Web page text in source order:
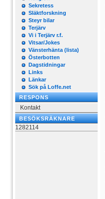
Sekretess
Släktforskning
Steyr bilar
Terjärv
Vi i Terjärv r.f.
Vitsar/Jokes
Vänsterhänta (lista)
Österbotten
Dagstidningar
Links
Länkar
Sök på Loffe.net
RESPONS
Kontakt
BESÖKSRÄKNARE
1282114